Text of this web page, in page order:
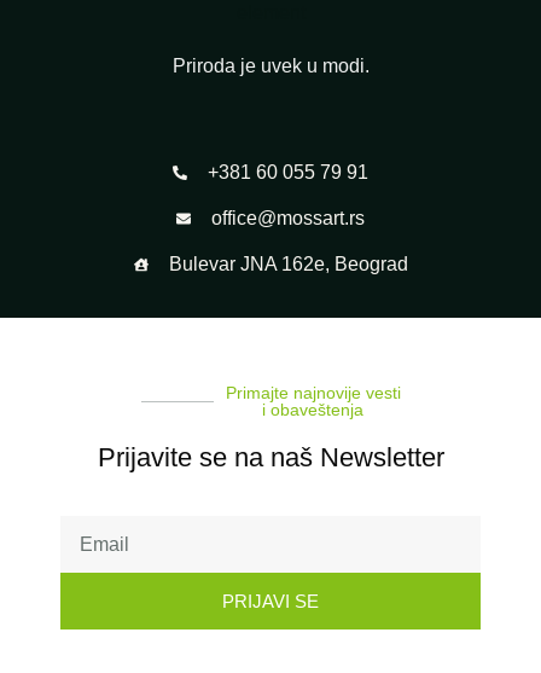
Priroda je uvek u modi.
+381 60 055 79 91
office@mossart.rs
Bulevar JNA 162e, Beograd
Primajte najnovije vesti
i obaveštenja
Prijavite se na naš Newsletter
PRIJAVI SE